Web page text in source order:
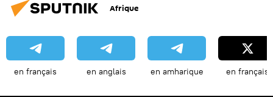
Afrique
en français en anglais en amharique en français